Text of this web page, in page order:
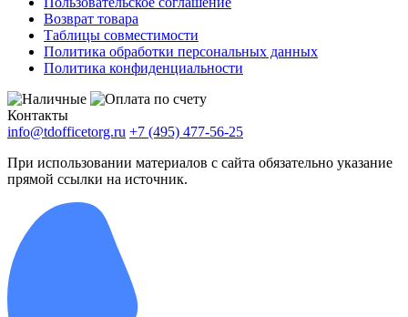
Возврат товара
Таблицы совместимости
Политика обработки персональных данных
Политика конфиденциальности
Контакты
info@tdofficetorg.ru +7 (495) 477-56-25
При использовании материалов с сайта обязательно указание
прямой ссылки на источник.